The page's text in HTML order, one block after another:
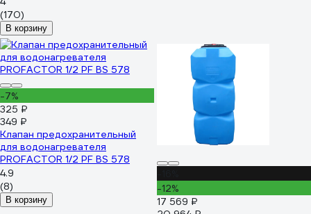
(170)
В корзину
-7%
325 ₽
349 ₽
Клапан предохранительный
для водонагревателя
PROFACTOR 1/2 PF BS 578
4.9
(8)
В корзину
-12%
17 569 ₽